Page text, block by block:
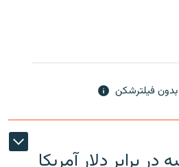
فیلترشکن